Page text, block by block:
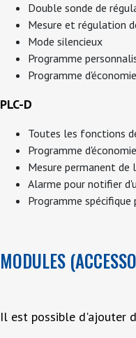
Double sonde de
Mesure et régulation
Mode silencieux
Programme
Programme
PLC-D
Toutes les fonctions
Programme
Mesure permanent
Alarme pour notifier
Programme
MODULES
Il est possible d'ajouter